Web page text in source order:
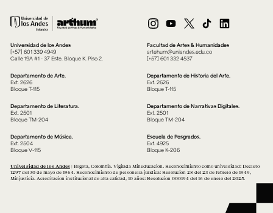
Universidad de los Andes
[+57] 601 339 4949
Calle 19A #1 - 37 Este. Bloque K. Piso 2.
Facultad de Artes & Humanidades
artehum@uniandes.edu.co
[+57] 601 332 4537
Departamento de Arte.
Ext. 2626
Bloque T-115
Departamento de Historia del Arte.
Ext. 2626
Bloque T-115
Departamento de Literatura.
Ext. 2501
Bloque TM-204
Departamento de Narrativas Digitales.
Ext. 2501
Bloque TM-204
Departamento de Música.
Ext. 2504
Bloque V-115
Escuela de Posgrados.
Ext. 4925
Bloque K-206
Universidad de los Andes| Bogotá, Colombia. Vigilada Mineducación. Reconocimiento como universidad: Decreto
1297 del 30 de mayo de 1964. Reconocimiento de personería jurídica: Resolución 28 del 23 de febrero de 1949,
Minjusticia. Acreditación institucional de alta calidad, 10 años: Resolución 000194 del 16 de enero del 2025.